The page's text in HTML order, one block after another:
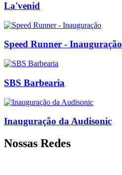
La'venid
Speed Runner - Inauguração
SBS Barbearia
Inauguração da Audisonic
Nossas Redes